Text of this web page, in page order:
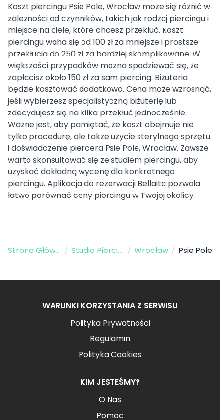
Koszt piercingu Psie Pole, Wrocław może się różnić w
zależności od czynników, takich jak rodzaj piercingu i
miejsce na ciele, które chcesz przekłuć. Koszt
piercingu waha się od 100 zł za mniejsze i prostsze
przekłucia do 250 zł za bardziej skomplikowane. W
większości przypadków można spodziewać się, że
zapłacisz około 150 zł za sam piercing. Biżuteria
będzie kosztować dodatkowo. Cena może wzrosnąć,
jeśli wybierzesz specjalistyczną biżuterię lub
zdecydujesz się na kilka przekłuć jednocześnie.
Ważne jest, aby pamiętać, że koszt obejmuje nie
tylko procedurę, ale także użycie sterylnego sprzętu
i doświadczenie piercera Psie Pole, Wrocław. Zawsze
warto skonsultować się ze studiem piercingu, aby
uzyskać dokładną wycenę dla konkretnego
piercingu. Aplikacja do rezerwacji Bellaita pozwala
łatwo porównać ceny piercingu w Twojej okolicy.
Strona Główna / Studio Piercingu / Wrocław / Psie Pole
WARUNKI KORZYSTANIA Z SERWISU
Polityka Prywatności
Regulamin
Polityka Cookies
KIM JESTEŚMY?
O Nas
Pomoc